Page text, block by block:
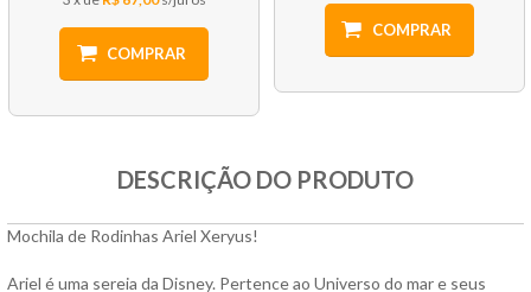
COMPRAR
COMPRAR
DESCRIÇÃO DO PRODUTO
Mochila de Rodinhas Ariel Xeryus!
Ariel é uma sereia da Disney. Pertence ao Universo do mar e seus